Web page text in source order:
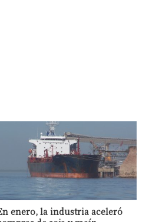
enero, la industria aceleró